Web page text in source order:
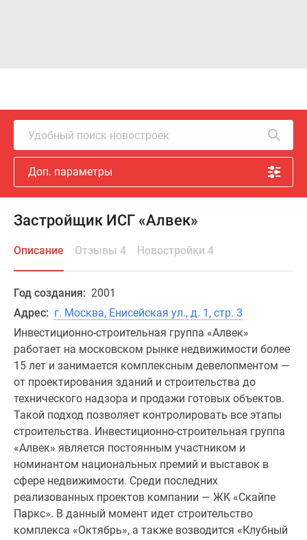
Удобный поиск новостроек
Доп. параметры
Застройщик ИСГ «Алвек»
Описание Отзывы 4 Новостройки 4
Год создания: 2001
Адрес: г. Москва, Енисейская ул., д. 1, стр. 3
Инвестиционно-строительная группа «Алвек»
работает на московском рынке недвижимости более
15 лет и занимается комплексным девелопментом —
от проектирования зданий и строительства до
технического надзора и продажи готовых объектов.
Такой подход позволяет контролировать все этапы
строительства. Инвестиционно-строительная группа
«Алвек» является постоянным участником и
номинантом национальных премий и выставок в
сфере недвижимости. Среди последних
реализованных проектов компании — ЖK «Скайпе
Паркс». В данный момент идет строительство
комплекса «Октябрь», а также возводится «Клубный